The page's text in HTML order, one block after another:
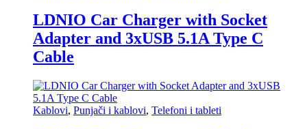
LDNIO Car Charger with Socket
Adapter and 3xUSB 5.1A Type C
Cable
Kablovi, Punjači i kablovi, Telefoni i tableti